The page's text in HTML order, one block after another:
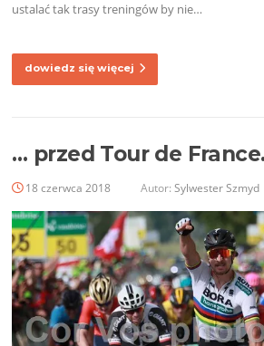
ustalać tak trasy treningów by nie…
dowiedz się więcej
… przed Tour de France.
18 czerwca 2018 Autor:Sylwester Szmyd